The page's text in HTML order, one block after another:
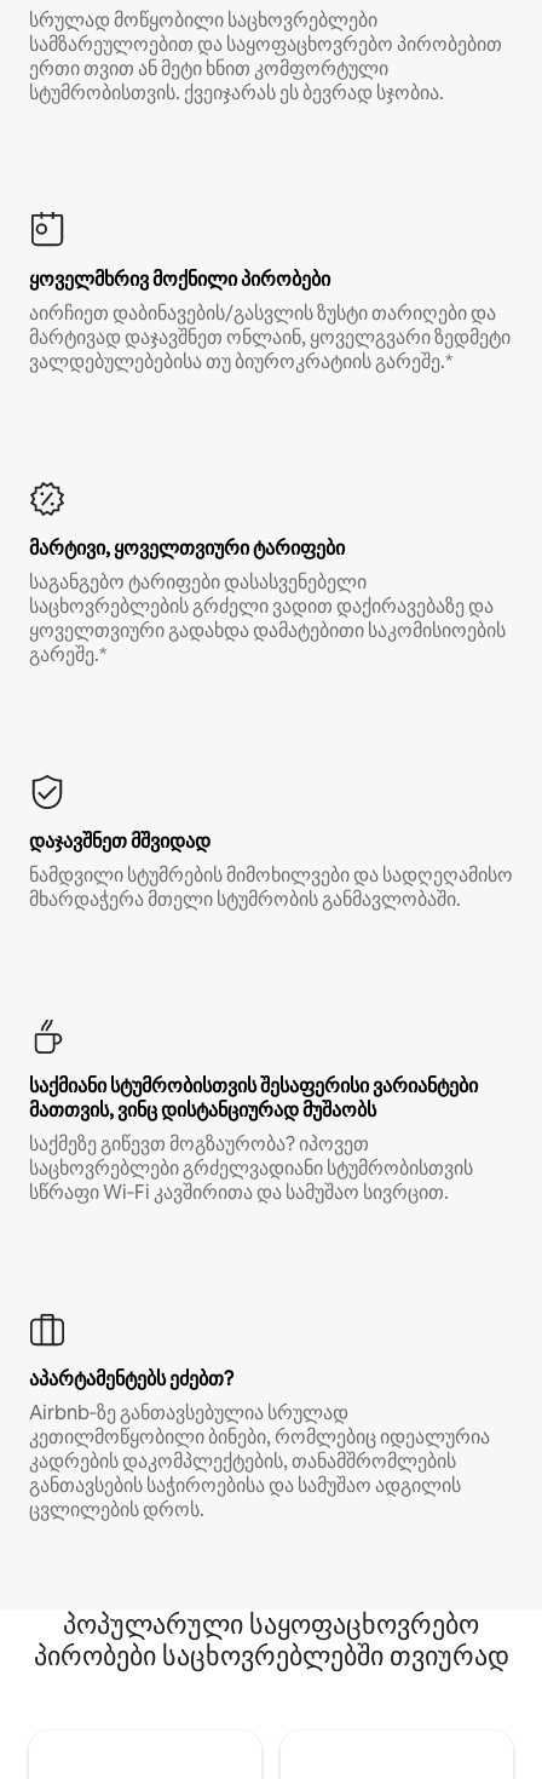
სრულად მოწყობილი საცხოვრებლები
სამზარეულოებით და საყოფაცხოვრებო პირობებით
ერთი თვით ან მეტი ხნით კომფორტული
სტუმრობისთვის. ქვეიჯარას ეს ბევრად სჯობია.
ყოველმხრივ მოქნილი პირობები
აირჩიეთ დაბინავების/გასვლის ზუსტი თარიღები და
მარტივად დაჯავშნეთ ონლაინ, ყოველგვარი ზედმეტი
ვალდებულებებისა თუ ბიუროკრატიის გარეშე.*
მარტივი, ყოველთვიური ტარიფები
საგანგებო ტარიფები დასასვენებელი
საცხოვრებლების გრძელი ვადით დაქირავებაზე და
ყოველთვიური გადახდა დამატებითი საკომისიოების
გარეშე.*
დაჯავშნეთ მშვიდად
ნამდვილი სტუმრების მიმოხილვები და სადღეღამისო
მხარდაჭერა მთელი სტუმრობის განმავლობაში.
საქმიანი სტუმრობისთვის შესაფერისი ვარიანტები
მათთვის, ვინც დისტანციურად მუშაობს
საქმეზე გიწევთ მოგზაურობა? იპოვეთ
საცხოვრებლები გრძელვადიანი სტუმრობისთვის
სწრაფი Wi‑Fi კავშირითა და სამუშაო სივრცით.
აპარტამენტებს ეძებთ?
Airbnb‑ზე განთავსებულია სრულად
კეთილმოწყობილი ბინები, რომლებიც იდეალურია
კადრების დაკომპლექტების, თანამშრომლების
განთავსების საჭიროებისა და სამუშაო ადგილის
ცვლილების დროს.
პოპულარული საყოფაცხოვრებო
პირობები საცხოვრებლებში თვიურად